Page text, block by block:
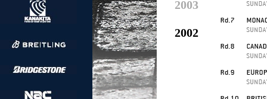
2003
2002